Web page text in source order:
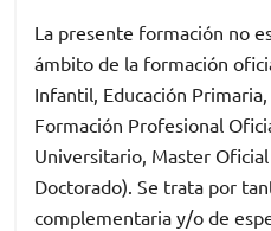
La presente formación no
ámbito de la formación
Infantil, Educación Primaria,
Formación Profesional
Universitario, Master
Doctorado). Se trata por
complementaria y/o de